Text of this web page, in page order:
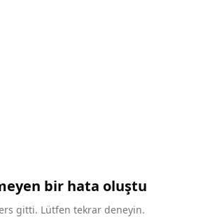
bir hata oluştu
gitti. Lütfen tekrar deneyin.